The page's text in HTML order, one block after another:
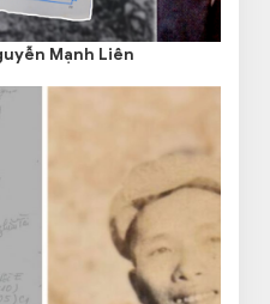
Mạnh Liên